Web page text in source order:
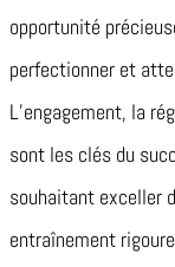
opportunité
perfectionner et
L’engagement, la
sont les clés du
souhaitant exceller
entraînement